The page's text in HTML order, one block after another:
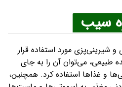
سیب
شیرینی‌پزی مورد استفاده قرار
طبیعی، می‌توان آن را به جای
و غذاها استفاده کرد. همچنین،